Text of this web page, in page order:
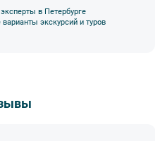
в Петербурге
экскурсий и туров